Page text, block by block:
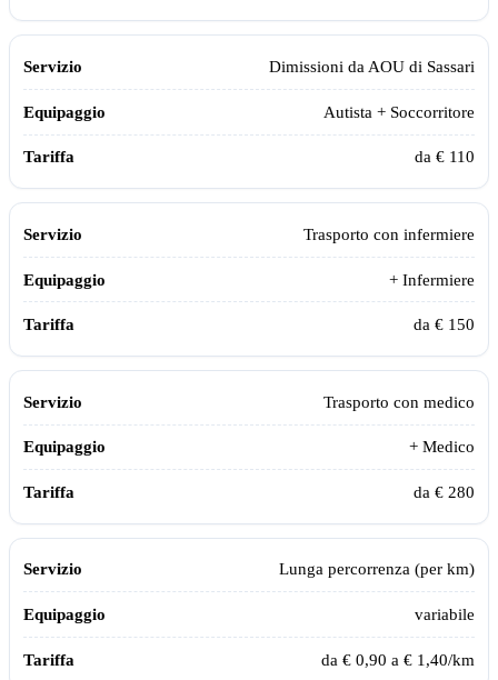
Dimissioni da AOU di Sassari
Autista + Soccorritore
da € 110
Trasporto con infermiere
+ Infermiere
da € 150
Trasporto con medico
+ Medico
da € 280
Lunga percorrenza (per km)
variabile
da € 0,90 a € 1,40/km